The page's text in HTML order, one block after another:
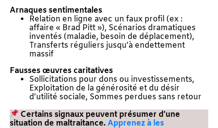
Arnaques sentimentales
Relation en ligne avec un faux profil (ex :
affaire « Brad Pitt »), Scénarios dramatiques
inventés (maladie, besoin de déplacement),
Transferts réguliers jusqu’à endettement
massif
Fausses œuvres caritatives
Sollicitations pour dons ou investissements,
Exploitation de la générosité et du désir
d’utilité sociale, Sommes perdues sans retour
Certains signaux peuvent présumer d’une
situation de maltraitance.Apprenez à les